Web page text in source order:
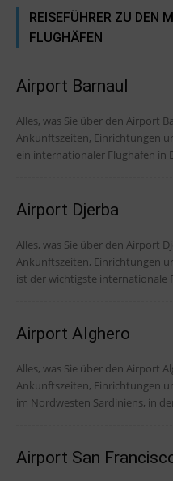
REISEFÜHRER ZU DEN
FLUGHÄFEN
Airport Barnaul
Alles, was Sie über den Airport
Ankunftszeiten, Einrichtungen und Tipps Der
ein internationaler Flughafen in
Airport Djerba
Alles, was Sie über den Airport
Ankunftszeiten, Einrichtungen und Tipps Der
ist der wichtigste internationale
Airport Alghero
Alles, was Sie über den Airport
Ankunftszeiten, Einrichtungen und Tipps Der
im Nordwesten Sardiniens, in
Airport San